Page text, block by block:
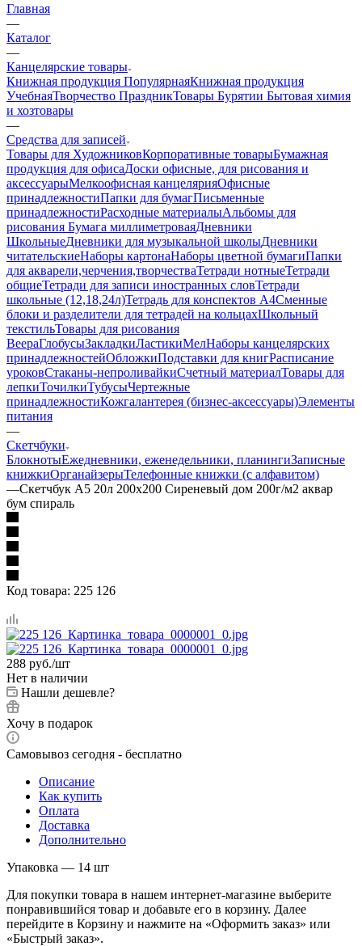
Главная
—
Каталог
—
Канцелярские товары
Книжная продукция ПопулярнаяКнижная продукция
УчебнаяТворчество ПраздникТовары Бурятии Бытовая химия
и хозтовары
—
Средства для записей
Товары для ХудожниковКорпоративные товарыБумажная
продукция для офисаДоски офисные, для рисования и
аксессуарыМелкоофисная канцелярияОфисные
принадлежностиПапки для бумагПисьменные
принадлежностиРасходные материалыАльбомы для
рисования Бумага миллиметроваяДневники
ШкольныеДневники для музыкальной школыДневники
читательскиеНаборы картонаНаборы цветной бумагиПапки
для акварели,черчения,творчестваТетради нотныеТетради
общиеТетради для записи иностранных словТетради
школьные (12,18,24л)Тетрадь для конспектов А4Сменные
блоки и разделители для тетрадей на кольцахШкольный
текстильТовары для рисования
ВеераГлобусыЗакладкиЛастикиМелНаборы канцелярских
принадлежностейОбложкиПодставки для книгРасписание
уроковСтаканы-непроливайкиСчетный материалТовары для
лепкиТочилкиТубусыЧертежные
принадлежностиКожгалантерея (бизнес-аксессуары)Элементы
питания
—
Скетчбуки
БлокнотыЕжедневники, еженедельники, планингиЗаписные
книжкиОрганайзерыТелефонные книжки (с алфавитом)
—Скетчбук А5 20л 200х200 Сиреневый дом 200г/м2 аквар
бум спираль
Код товара: 225 126
288 руб./шт
Нет в наличии
Нашли дешевле?
Хочу в подарок
Самовывоз сегодня - бесплатно
Описание
Как купить
Оплата
Доставка
Дополнительно
Упаковка — 14 шт
Для покупки товара в нашем интернет-магазине выберите
понравившийся товар и добавьте его в корзину. Далее
перейдите в Корзину и нажмите на «Оформить заказ» или
«Быстрый заказ».